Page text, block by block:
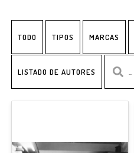
TODO TIPOS MARCAS
LISTADO DE AUTORES